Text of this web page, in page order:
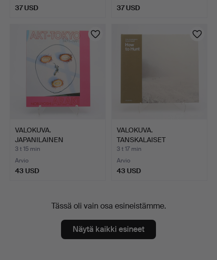
37 USD 37 USD
VALOKUVA.
JAPANILAINEN
VALOKUVAAJA
NOBUYOS…
3 t 15 min
Arvio
43 USD
VALOKUVA.
TANSKALAISET
VALOKUVAAJAT TRINE …
3 t 17 min
Arvio
43 USD
Tässä oli vain osa esineistämme.
Näytä kaikki esineet